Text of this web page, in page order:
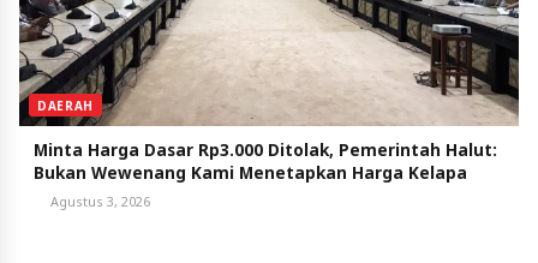
DAERAH
Minta Harga Dasar Rp3.000 Ditolak, Pemerintah Halut:
Bukan Wewenang Kami Menetapkan Harga Kelapa
Agustus 3, 2026